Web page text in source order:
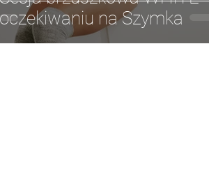
oczekiwaniu na Szymka